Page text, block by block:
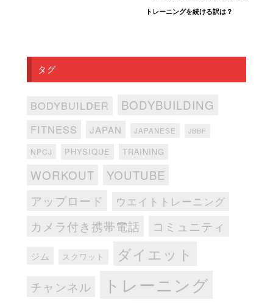
トレーニングを続ける訳は？
タグ
BODYBUILDER BODYBUILDING
FITNESS JAPAN JAPANESE JBBF
NPCJ PHYSIQUE TRAINING
WORKOUT
YOUTUBE
アップロード
ウエイトトレーニング
カメラ付き携帯電話 コミュニティ
ジム スクワット ダイエット
チャンネル トレーニング